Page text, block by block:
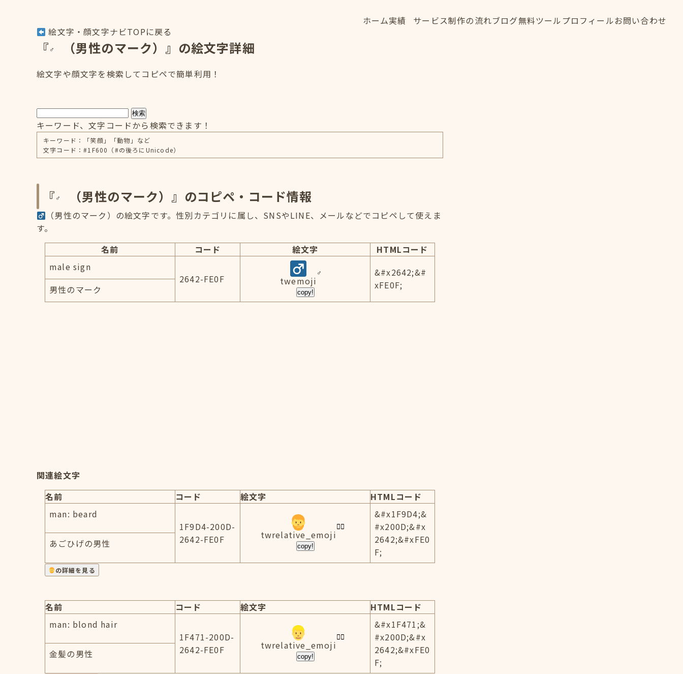
ホーム実績
サービス制作の流れブログ無料ツール プロフィールお問い合わせ
絵文字・顔文字ナビTOPに戻る
『 （男性のマーク）』の絵文字詳細
絵文字や顔文字を検索してコピペで簡単利用！
検索
キーワード、文字コードから検索できます！
キーワード：「笑顔」「動物」など
文字コード：#1F600（#の後ろにUnicode）
『 （男性のマーク）』のコピペ・コード情報
（男性のマーク）の絵文字です。性別カテゴリに属し、SNSやLINE、メールなどでコピペして使えま
す。
名前
コード 絵文字
HTMLコード
male sign
2642-FE0F
twemoji
copy!
&#x2642;&#
xFE0F;
男性のマーク
関連絵文字
名前
コード 絵文字
HTMLコード
man: beard
1F9D4-200D-
2642-FE0F
twrelative_emoji
copy!
&#x1F9D4;&
#x200D;&#x
2642;&#xFE0
F;
あごひげの男性
の詳細を見る
名前 コード 絵文字
HTMLコード
man: blond hair
1F471-200D-
2642-FE0F
twrelative_emoji
copy!
&#x1F471;&
#x200D;&#x
2642;&#xFE0
F;
金髪の男性